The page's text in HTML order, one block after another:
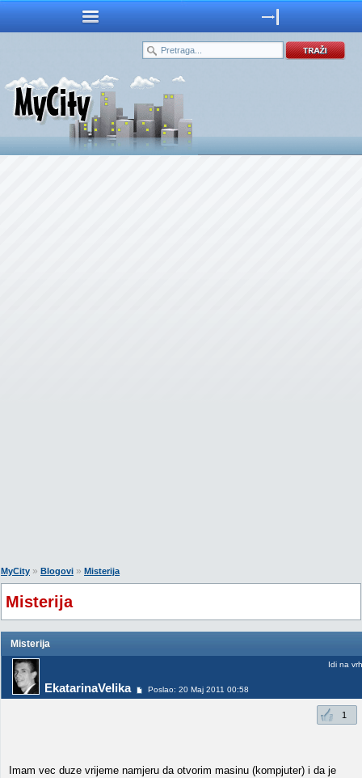
MyCity » Blogovi » Misterija
Misterija
Misterija
EkatarinaVelika Poslao: 20 Maj 2011 00:58
Idi na vrh
1
Imam vec duze vrijeme namjeru da otvorim masinu (kompjuter) i da je